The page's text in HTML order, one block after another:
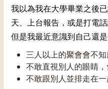
我以為我在大學畢業之後
天、上台報告，或是打電
但是我最近意識到自己還
三人以上的聚會會不知
不敢直視別人的眼睛，
不敢跟別人並排走在一